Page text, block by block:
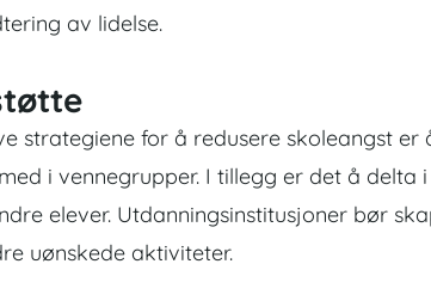
av lidelse.
strategiene for å redusere skoleangst er
i vennegrupper. I tillegg er det å
elever. Utdanningsinstitusjoner bør
uønskede aktiviteter.